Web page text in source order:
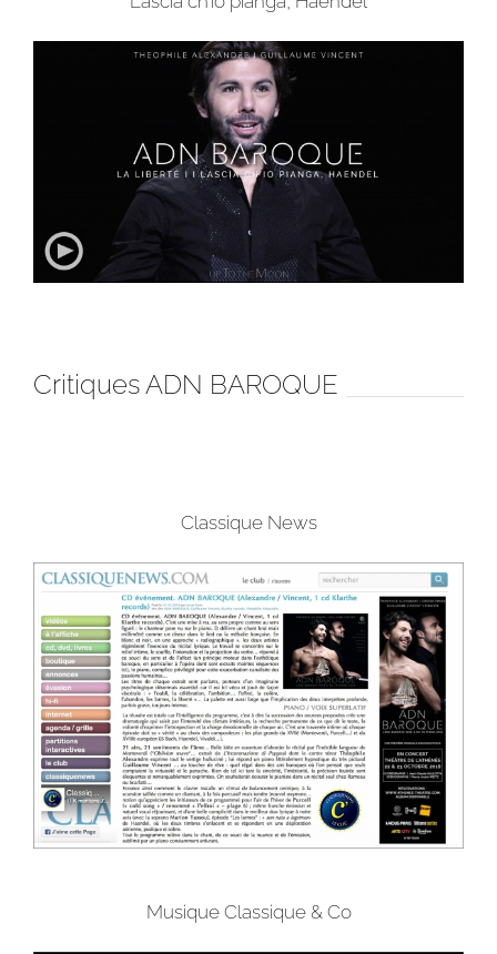
Critiques ADN BAROQUE
Classique News
Musique Classique & Co